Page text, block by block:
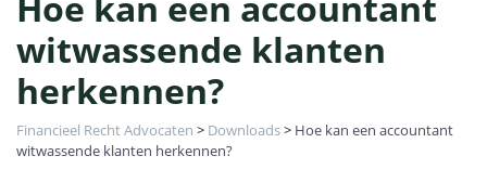
witwassende klanten
herkennen?
Financieel Recht Advocaten > Downloads> Hoe kan een accountant
witwassende klanten herkennen?